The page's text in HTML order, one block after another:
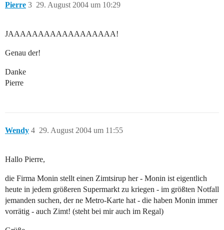
Pierre 29. August 2004 um 10:29
3
JAAAAAAAAAAAAAAAAAA!
Genau der!
Danke
Pierre
Wendy 29. August 2004 um 11:55
4
Hallo Pierre,
die Firma Monin stellt einen Zimtsirup her - Monin ist eigentlich
heute in jedem größeren Supermarkt zu kriegen - im größten Notfall
jemanden suchen, der ne Metro-Karte hat - die haben Monin immer
vorrätig - auch Zimt! (steht bei mir auch im Regal)